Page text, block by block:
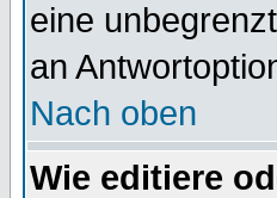
eine
an
Nach oben
Wie editiere